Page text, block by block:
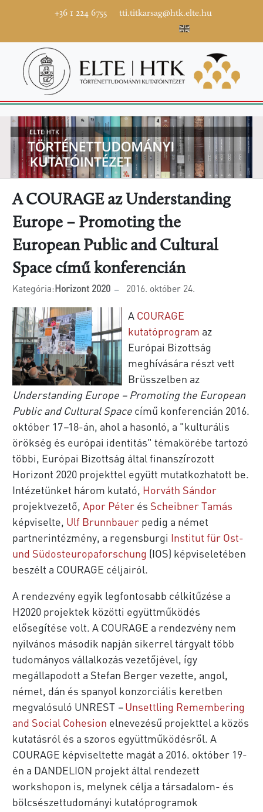
+36 1 224 6755 tti.titkarsag@htk.elte.hu
A COURAGE az Understanding
Europe – Promoting the
European Public and Cultural
Space című konferencián
Kategória:Horizont 2020 2016. október 24.
A COURAGE
kutatóprogram az
Európai Bizottság
meghívására részt vett
Brüsszelben az
Understanding Europe – Promoting the European
Public and Cultural Space című konferencián 2016.
október 17–18-án, ahol a hasonló, a "kulturális
örökség és európai identitás" témakörébe tartozó
többi, Európai Bizottság által finanszírozott
Horizont 2020 projekttel együtt mutatkozhatott be.
Intézetünket három kutató, Horváth Sándor
projektvezető, Apor Péter és Scheibner Tamás
képviselte, Ulf Brunnbauer pedig a német
partnerintézmény, a regensburgi Institut für Ost-
und Südosteuropaforschung (IOS) képviseletében
beszélt a COURAGE céljairól.
A rendezvény egyik legfontosabb célkitűzése a
H2020 projektek közötti együttműködés
elősegítése volt. A COURAGE a rendezvény nem
nyilvános második napján sikerrel tárgyalt több
tudományos vállalkozás vezetőjével, így
megállapodott a Stefan Berger vezette, angol,
német, dán és spanyol konzorciális keretben
megvalósuló UNREST – Unsettling Remembering
and Social Cohesion elnevezésű projekttel a közös
kutatásról és a szoros együttműködésről. A
COURAGE képviseltette magát a 2016. október 19-
én a DANDELION projekt által rendezett
workshopon is, melynek célja a társadalom- és
bölcsészettudományi kutatóprogramok